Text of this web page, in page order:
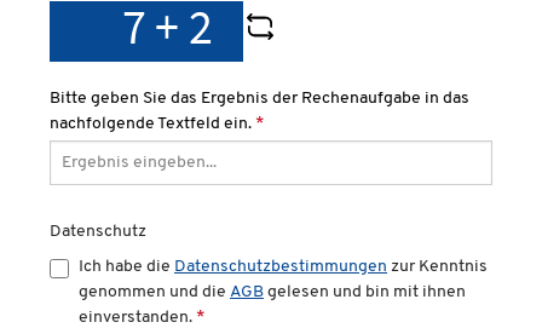
Bitte geben Sie das Ergebnis der Rechenaufgabe in das
nachfolgende Textfeld ein. *
Datenschutz
Ich habe die Datenschutzbestimmungen zur Kenntnis
genommen und die AGB gelesen und bin mit ihnen
einverstanden. *